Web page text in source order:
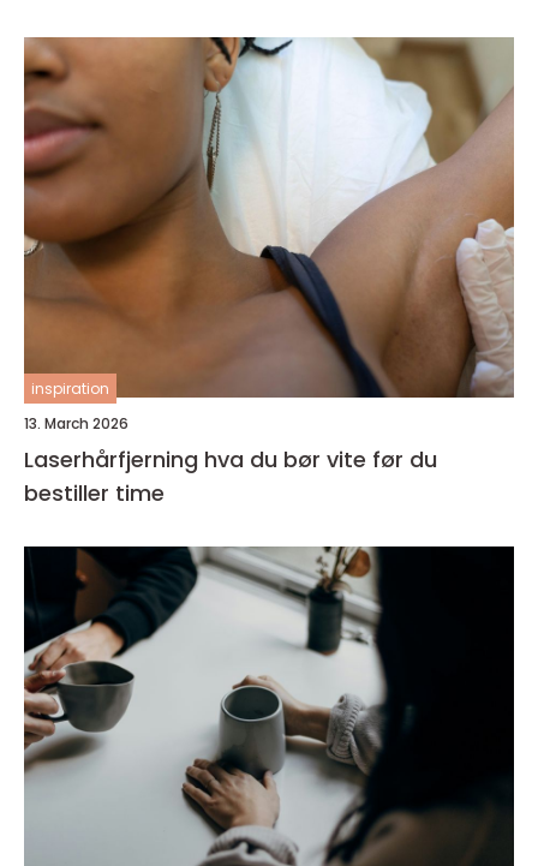
inspiration
13. March 2026
Laserhårfjerning hva du bør vite før du
bestiller time